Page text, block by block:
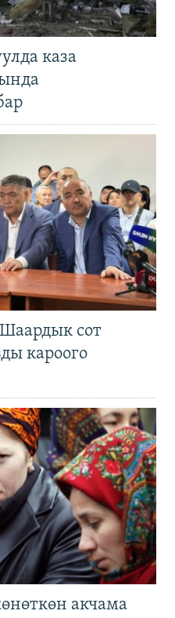
каза
сот
кароого
акчама